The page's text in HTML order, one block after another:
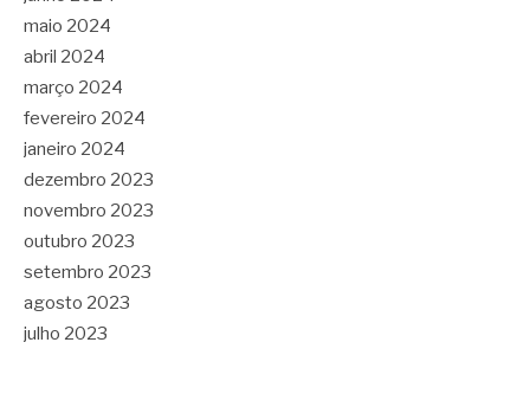
maio 2024
abril 2024
março 2024
fevereiro 2024
janeiro 2024
dezembro 2023
novembro 2023
outubro 2023
setembro 2023
agosto 2023
julho 2023